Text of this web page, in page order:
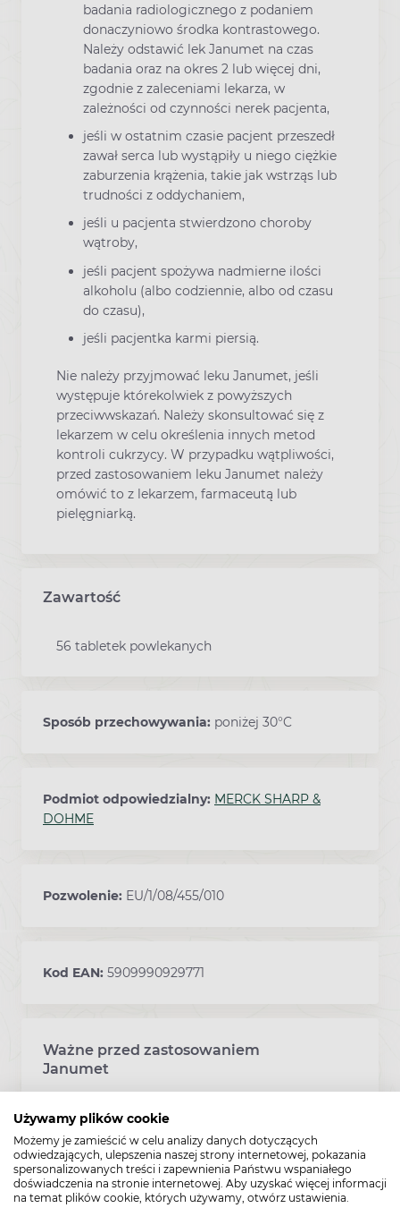
Używamy plików cookie
Możemy je zamieścić w celu analizy danych dotyczących
odwiedzających, ulepszenia naszej strony internetowej, pokazania
spersonalizowanych treści i zapewnienia Państwu wspaniałego
doświadczenia na stronie internetowej. Aby uzyskać więcej informacji
na temat plików cookie, których używamy, otwórz ustawienia.
badania radiologicznego z podaniem
donaczyniowo środka kontrastowego.
Należy odstawić lek Janumet na czas
badania oraz na okres 2 lub więcej dni,
zgodnie z zaleceniami lekarza, w
zależności od czynności nerek pacjenta,
jeśli w ostatnim czasie pacjent przeszedł
zawał serca lub wystąpiły u niego ciężkie
zaburzenia krążenia, takie jak wstrząs lub
trudności z oddychaniem,
jeśli u pacjenta stwierdzono choroby
wątroby,
jeśli pacjent spożywa nadmierne ilości
alkoholu (albo codziennie, albo od czasu
do czasu),
jeśli pacjentka karmi piersią.
Nie należy przyjmować leku Janumet, jeśli
występuje którekolwiek z powyższych
przeciwwskazań. Należy skonsultować się z
lekarzem w celu określenia innych metod
kontroli cukrzycy. W przypadku wątpliwości,
przed zastosowaniem leku Janumet należy
omówić to z lekarzem, farmaceutą lub
pielęgniarką.
Zawartość
56 tabletek powlekanych
Sposób przechowywania: poniżej 30°C
Podmiot odpowiedzialny: MERCK SHARP &
DOHME
Pozwolenie: EU/1/08/455/010
Kod EAN: 5909990929771
Ważne przed zastosowaniem
Ostrzeżenia dotyczące stosowania leku
Janumet
Lek ten przepisano ściśle określonej osobie.
Nie należy go przekazywać innym. Lek może
zaszkodzić innej osobie, nawet jeśli objawy jej
choroby są takie same.